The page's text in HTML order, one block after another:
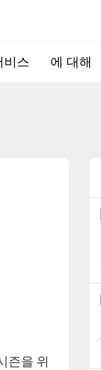
비스 에 대해
즌을 위